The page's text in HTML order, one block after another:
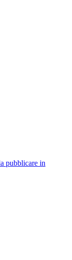
pubblicare in